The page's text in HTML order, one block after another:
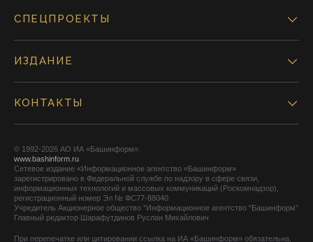
СПЕЦПРОЕКТЫ
ИЗДАНИЕ
КОНТАКТЫ
© 1992-2026 АО ИА «Башинформ».
www.bashinform.ru
Сетевое издание «Информационное агентство «Башинформ»
зарегистрировано в Федеральной службе по надзору в сфере связи,
информационных технологий и массовых коммуникаций (Роскомнадзор),
регистрационный номер Эл № ФС77-88040
Учредитель Акционерное общество "Информационное агентство "Башинформ"
Главный редактор Шарафутдинов Руслан Михайлович
При перепечатке или цитировании ссылка на ИА «Башинформ» обязательна.